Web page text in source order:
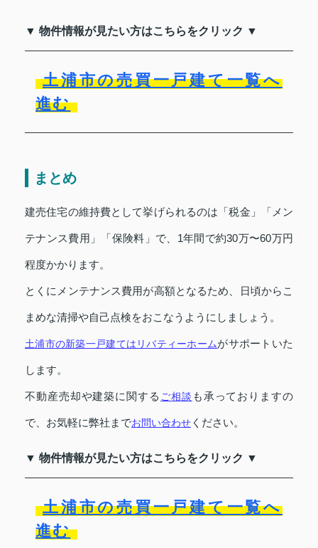
▼ 物件情報が見たい方はこちらをクリック ▼
土浦市の売買一戸建て一覧へ
進む
まとめ
建売住宅の維持費として挙げられるのは「税金」「メン
テナンス費用」「保険料」で、1年間で約30万〜60万円
程度かかります。
とくにメンテナンス費用が高額となるため、日頃からこ
まめな清掃や自己点検をおこなうようにしましょう。
土浦市の新築一戸建てはリバティーホームがサポートいた
します。
不動産売却や建築に関する ご相談 も承っておりますの
で、お気軽に弊社までお問い合わせ ください。
▼ 物件情報が見たい方はこちらをクリック ▼
土浦市の売買一戸建て一覧へ
進む